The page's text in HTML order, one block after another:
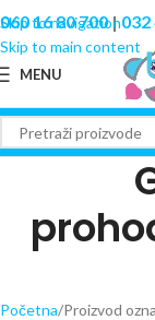
Skip to navigation
Skip to main content
060 16 80 700|032
MENU
Početna Proizvod